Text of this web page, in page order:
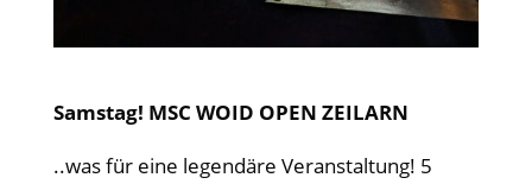
Samstag! MSC WOID OPEN ZEILARN
..was für eine legendäre Veranstaltung! 5